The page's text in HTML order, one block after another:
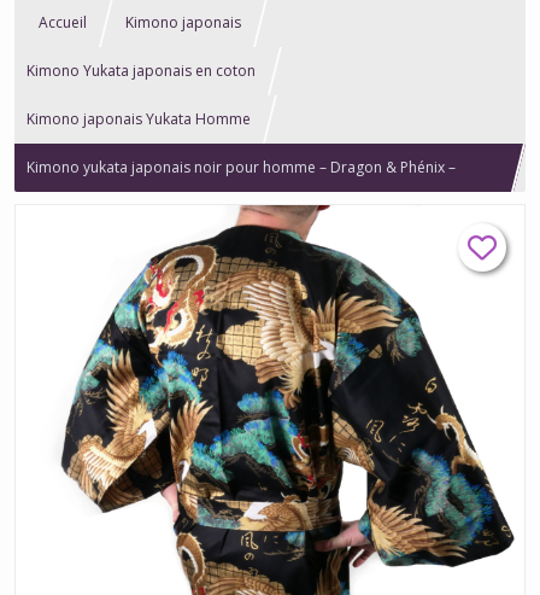
Accueil Kimono japonais
Kimono Yukata japonais en coton
Kimono japonais Yukata Homme
Kimono yukata japonais noir pour homme – Dragon & Phénix –